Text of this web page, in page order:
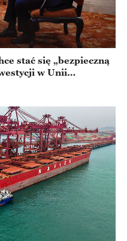
stać się „bezpieczną
w Unii